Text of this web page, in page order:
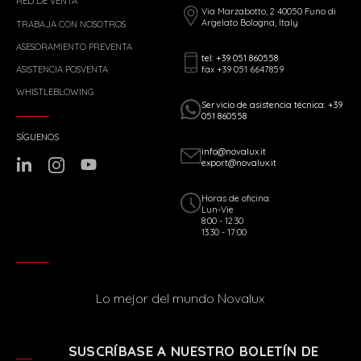
TRABAJA CON NOSOTROS
ASESORAMIENTO PREVENTA
ASISTENCIA POSVENTA
WHISTLEBLOWING
Via Marzabotto, 2 40050 Funo di
Argelato Bologna, Italy
tel: +39 051 860558
fax +39 051 6647859
Servicio de asistencia técnica: +39
051 860558
info@novalux.it
export@novalux.it
Horas de oficina:
Lun-Vie
8:00 - 12:30
13:30 - 17:00
SÍGUENOS
Lo mejor del mundo Novalux
SUSCRÍBASE A NUESTRO BOLETÍN DE